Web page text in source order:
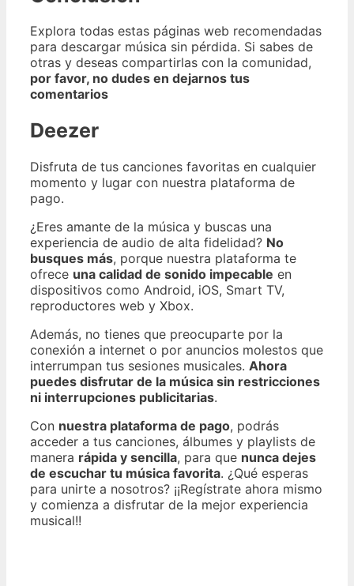
Explora todas estas páginas web recomendadas
para descargar música sin pérdida. Si sabes de
otras y deseas compartirlas con la comunidad,
por favor, no dudes en dejarnos tus
comentarios
Deezer
Disfruta de tus canciones favoritas en cualquier
momento y lugar con nuestra plataforma de
pago.
¿Eres amante de la música y buscas una
experiencia de audio de alta fidelidad? No
busques más, porque nuestra plataforma te
ofrece una calidad de sonido impecable en
dispositivos como Android, iOS, Smart TV,
reproductores web y Xbox.
Además, no tienes que preocuparte por la
conexión a internet o por anuncios molestos que
interrumpan tus sesiones musicales. Ahora
puedes disfrutar de la música sin restricciones
ni interrupciones publicitarias.
Con nuestra plataforma de pago, podrás
acceder a tus canciones, álbumes y playlists de
manera rápida y sencilla, para que nunca dejes
de escuchar tu música favorita. ¿Qué esperas
para unirte a nosotros? ¡¡Regístrate ahora mismo
y comienza a disfrutar de la mejor experiencia
musical!!